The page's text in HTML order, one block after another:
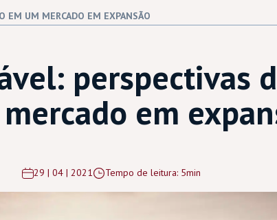
EM UM MERCADO EM EXPANSÃO
perspectivas
em
29 | 04 | 2021 Tempo de leitura: 5min